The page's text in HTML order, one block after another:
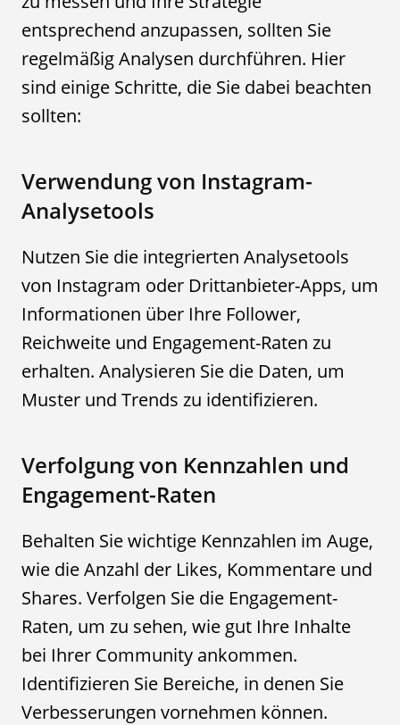
entsprechend anzupassen, sollten Sie
regelmäßig Analysen durchführen. Hier
sind einige Schritte, die Sie dabei beachten
sollten:
Verwendung von Instagram-
Analysetools
Nutzen Sie die integrierten Analysetools
von Instagram oder Drittanbieter-Apps, um
Informationen über Ihre Follower,
Reichweite und Engagement-Raten zu
erhalten. Analysieren Sie die Daten, um
Muster und Trends zu identifizieren.
Verfolgung von Kennzahlen und
Engagement-Raten
Behalten Sie wichtige Kennzahlen im Auge,
wie die Anzahl der Likes, Kommentare und
Shares. Verfolgen Sie die Engagement-
Raten, um zu sehen, wie gut Ihre Inhalte
bei Ihrer Community ankommen.
Identifizieren Sie Bereiche, in denen Sie
Verbesserungen vornehmen können.